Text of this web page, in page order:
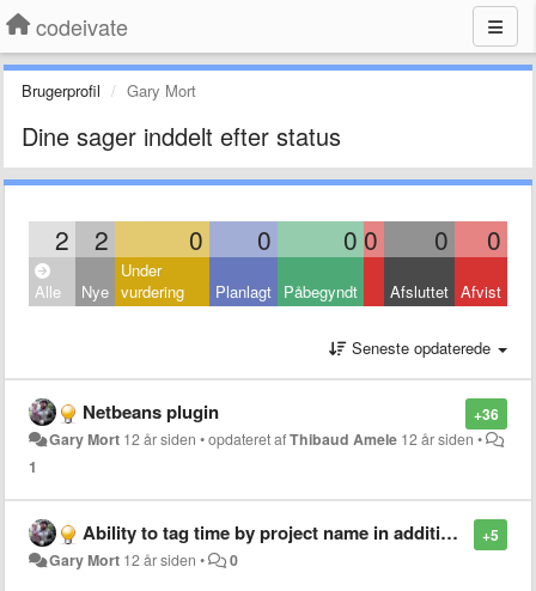
codeivate
Brugerprofil Gary Mort
Dine sager inddelt efter status
2 2 0 0 0 0 0 0
Alle Nye
Under
vurdering
Planlagt Påbegyndt Afsluttet Afvist
Seneste opdaterede
+36
Netbeans plugin
Gary Mort 12 år siden •opdateret afThibaud Amele 12 år siden •
1
+5
Ability to tag time by project name in addition to programming language
Gary Mort 12 år siden • 0